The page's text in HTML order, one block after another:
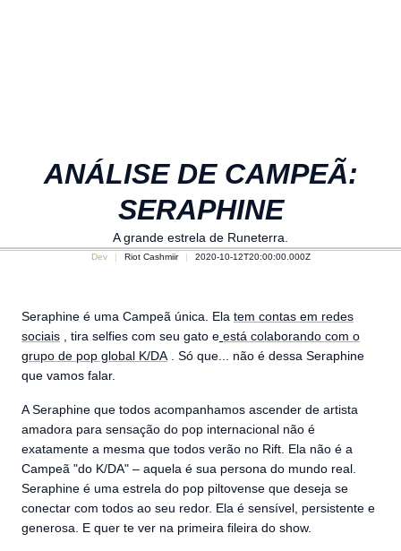
ANÁLISE DE CAMPEÃ:
SERAPHINE
A grande estrela de Runeterra.
Dev Riot Cashmiir 2020-10-12T20:00:00.000Z
Seraphine é uma Campeã única. Ela tem contas em redes
sociais , tira selfies com seu gato e está colaborando com o
grupo de pop global K/DA . Só que... não é dessa Seraphine
que vamos falar.
A Seraphine que todos acompanhamos ascender de artista
amadora para sensação do pop internacional não é
exatamente a mesma que todos verão no Rift. Ela não é a
Campeã "do K/DA" – aquela é sua persona do mundo real.
Seraphine é uma estrela do pop piltovense que deseja se
conectar com todos ao seu redor. Ela é sensível, persistente e
generosa. E quer te ver na primeira fileira do show.